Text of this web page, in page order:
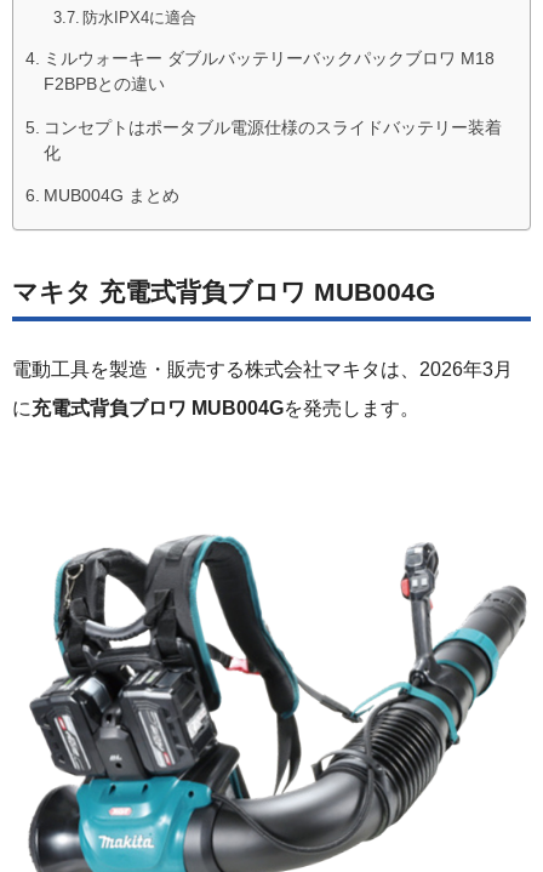
防水IPX4に適合
ミルウォーキー ダブルバッテリーバックパックブロワ M18
F2BPBとの違い
コンセプトはポータブル電源仕様のスライドバッテリー装着
化
MUB004G まとめ
マキタ 充電式背負ブロワ MUB004G
電動工具を製造・販売する株式会社マキタは、2026年3月
に充電式背負ブロワ MUB004Gを発売します。